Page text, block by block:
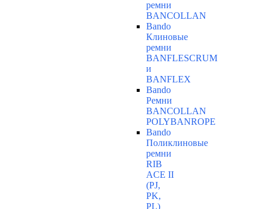
ремни
BANCOLLAN
Bando
Клиновые
ремни
BANFLESCRUM
и
BANFLEX
Bando
Ремни
BANCOLLAN
POLYBANROPE
Bando
Поликлиновые
ремни
RIB
ACE II
(PJ,
PK,
PL)